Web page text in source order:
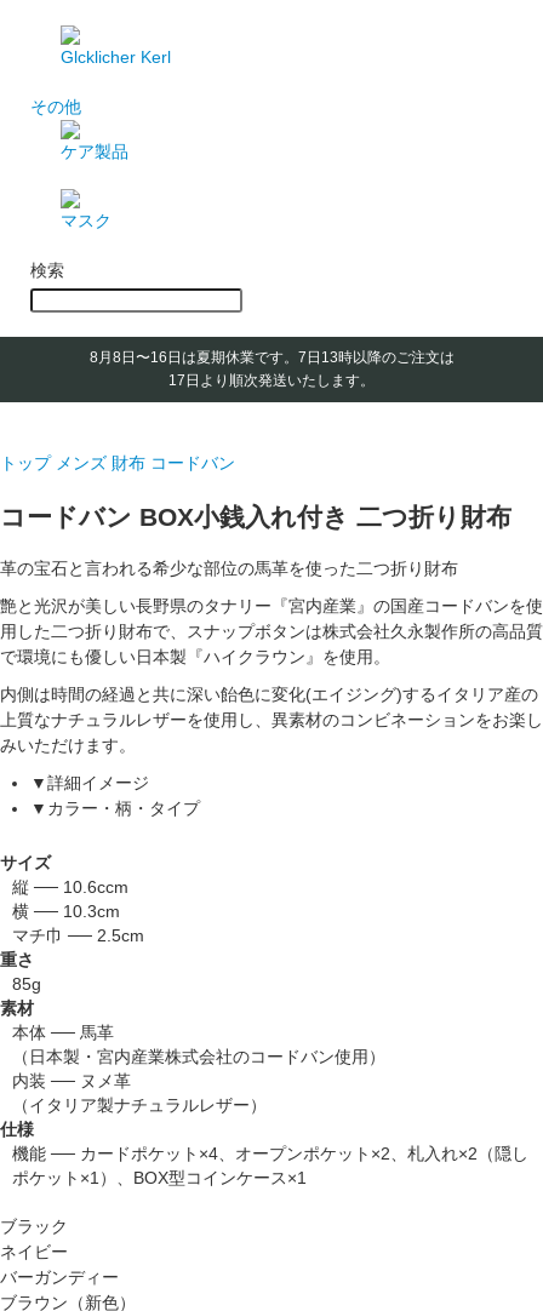
Glcklicher Kerl
その他
ケア製品
マスク
検索
8月8日〜16日は夏期休業です。 7日13時以降のご注文は
17日より順次発送いたします。
トップ メンズ 財布 コードバン
コードバン BOX小銭入れ付き 二つ折り財布
革の宝石と言われる希少な部位の馬革を使った二つ折り財布
艶と光沢が美しい長野県のタナリー『宮内産業』の国産コードバンを使
用した二つ折り財布で、スナップボタンは株式会社久永製作所の高品質
で環境にも優しい日本製『ハイクラウン』を使用。
内側は時間の経過と共に深い飴色に変化(エイジング)するイタリア産の
上質なナチュラルレザーを使用し、異素材のコンビネーションをお楽し
みいただけます。
▼詳細イメージ
▼カラー・柄・タイプ
サイズ
縦 ── 10.6ccm
横 ── 10.3cm
マチ巾 ── 2.5cm
重さ
85g
素材
本体 ── 馬革
（日本製・宮内産業株式会社のコードバン使用）
内装 ── ヌメ革
（イタリア製ナチュラルレザー）
仕様
機能 ── カードポケット×4、オープンポケット×2、札入れ×2（隠し
ポケット×1）、BOX型コインケース×1
ブラック
ネイビー
バーガンディー
ブラウン（新色）